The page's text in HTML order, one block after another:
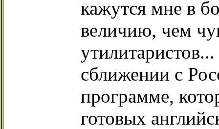
кажутся мне в
величию, чем
сближении с
программе,
готовых